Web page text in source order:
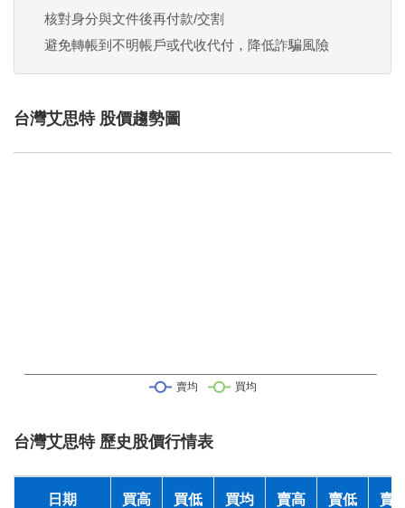
核對身分與文件後再付款/交割
避免轉帳到不明帳戶或代收代付，降低詐騙風險
台灣艾思特 股價趨勢圖
台灣艾思特 歷史股價行情表
日期 買高 買低 買均 賣高 賣低 賣